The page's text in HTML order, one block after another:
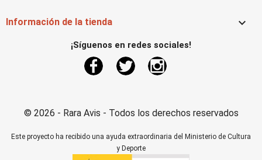
Información de la tienda 
¡Síguenos en redes sociales!
FacebookTwitter
© 2026 - Rara Avis - Todos los derechos reservados
Este proyecto ha recibido una ayuda extraordinaria del Ministerio de Cultura
y Deporte